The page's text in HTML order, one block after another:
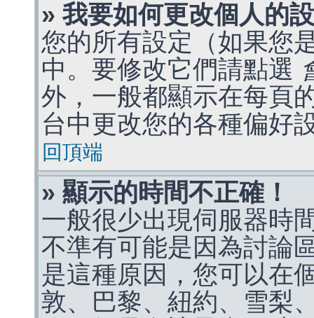
» 我要如何更改個人的
您的所有設定（如果您
中。要修改它們請點選
外，一般都顯示在每頁
台中更改您的各種偏好
回頂端
» 顯示的時間不正確！
一般很少出現伺服器時
不準有可能是因為討論
是這種原因，您可以在
敦、巴黎、紐約、雪梨